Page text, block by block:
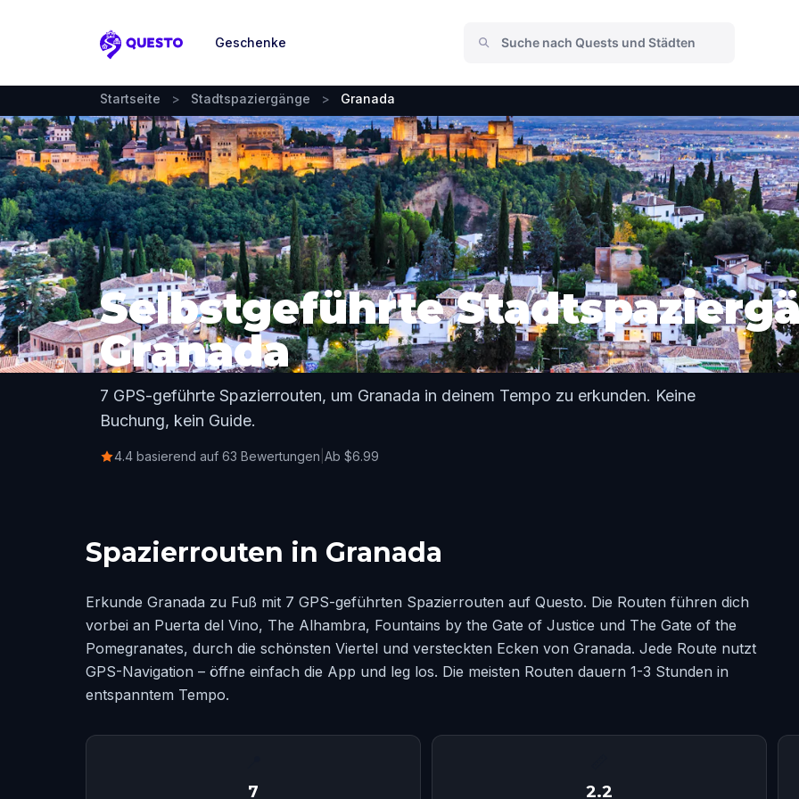
Questo
Geschenke
Startseite > Stadtspaziergänge > Granada
Selbstgeführte
Granada
7 GPS-geführte Spazierrouten, um Granada in deinem Tempo zu erkunden. Keine
Buchung, kein Guide.
4.4 basierend auf 63 Bewertungen Ab $6.99
Spazierrouten in Granada
Erkunde Granada zu Fuß mit 7 GPS-geführten Spazierrouten auf Questo. Die Routen führen dich
vorbei an Puerta del Vino, The Alhambra, Fountains by the Gate of Justice und The Gate of the
Pomegranates, durch die schönsten Viertel und versteckten Ecken von Granada. Jede Route nutzt
GPS-Navigation – öffne einfach die App und leg los. Die meisten Routen dauern 1-3 Stunden in
entspanntem Tempo.
7 2.2